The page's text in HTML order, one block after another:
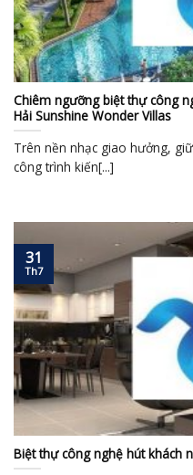
Chiêm ngưỡng biệt thự công
Hải Sunshine Wonder Villas
Trên nền nhạc giao hưởng,
công trình kiến[...]
Biệt thự công nghệ hút khách
31
Th7